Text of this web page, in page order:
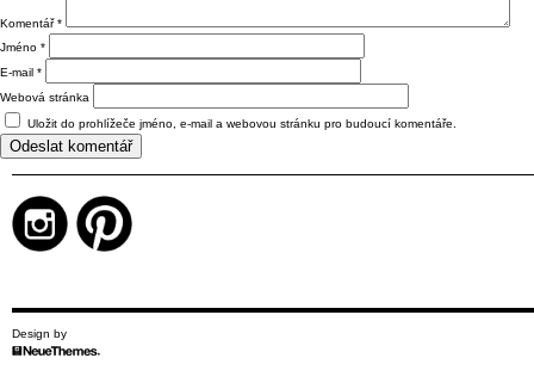
Komentář*
Jméno *
E-mail *
Webová stránka
Uložit do prohlížeče jméno, e-mail a webovou stránku pro budoucí komentáře.
Design by